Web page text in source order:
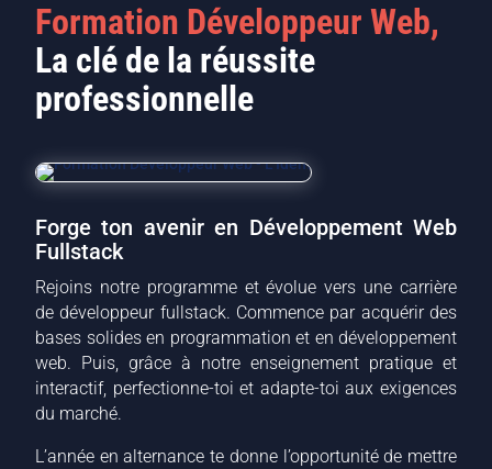
Formation Développeur Web,
La clé de la réussite
professionnelle
Forge ton avenir en Développement Web
Fullstack
Rejoins notre programme et évolue vers une carrière
de développeur fullstack. Commence par acquérir des
bases solides en programmation et en développement
web. Puis, grâce à notre enseignement pratique et
interactif, perfectionne-toi et adapte-toi aux exigences
du marché.
L’année en alternance te donne l’opportunité de mettre